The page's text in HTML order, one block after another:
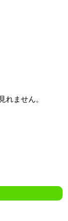
れません。